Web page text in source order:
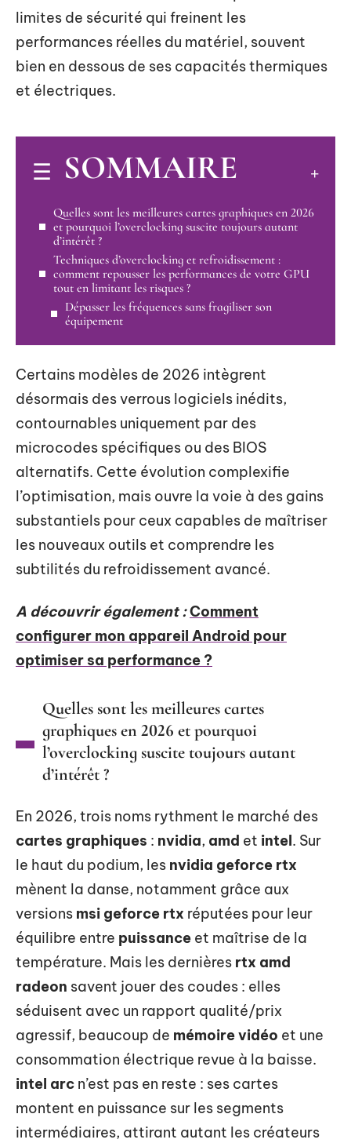
limites de sécurité qui freinent les
performances réelles du matériel, souvent
bien en dessous de ses capacités thermiques
et électriques.
SOMMAIRE
Quelles sont les meilleures cartes graphiques en 2026
et pourquoi l’overclocking suscite toujours autant
d’intérêt ?
Techniques d’overclocking et refroidissement :
comment repousser les performances de votre GPU
tout en limitant les risques ?
Dépasser les fréquences sans fragiliser son
équipement
Certains modèles de 2026 intègrent
désormais des verrous logiciels inédits,
contournables uniquement par des
microcodes spécifiques ou des BIOS
alternatifs. Cette évolution complexifie
l’optimisation, mais ouvre la voie à des gains
substantiels pour ceux capables de maîtriser
les nouveaux outils et comprendre les
subtilités du refroidissement avancé.
A découvrir également :Comment
configurer mon appareil Android pour
optimiser sa performance ?
Quelles sont les meilleures cartes
graphiques en 2026 et pourquoi
l’overclocking suscite toujours autant
d’intérêt ?
En 2026, trois noms rythment le marché des
cartes graphiques : nvidia, amd et intel. Sur
le haut du podium, les nvidia geforce rtx
mènent la danse, notamment grâce aux
versions msi geforce rtx réputées pour leur
équilibre entre puissance et maîtrise de la
température. Mais les dernières rtx amd
radeon savent jouer des coudes : elles
séduisent avec un rapport qualité/prix
agressif, beaucoup de mémoire vidéo et une
consommation électrique revue à la baisse.
intel arc n’est pas en reste : ses cartes
montent en puissance sur les segments
intermédiaires, attirant autant les créateurs